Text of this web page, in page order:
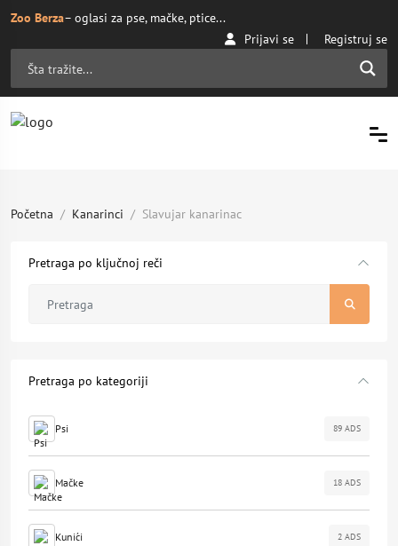
Zoo Berza– oglasi za pse, mačke, ptice...
Prijavi se
Registruj se
Početna Kanarinci Slavujar kanarinac
Pretraga po ključnoj reči
Pretraga po kategoriji
Psi 89 ADS
Mačke 18 ADS
Kunići 2 ADS